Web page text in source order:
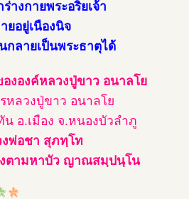
างกายพระอริยเจ้า
ยอยู่เนืองนิจ
ลายเป็นพระธาตุได้
งองค์หลวงปู่ขาว อนาลโย
ลวงปู่ขาว อนาลโย
อ.เมือง จ.หนองบัวลำภู
พ่อชา สุภทฺโท
ตามหาบัว ญาณสมฺปนฺโน